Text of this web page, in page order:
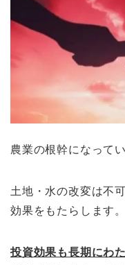
農業の根幹になって
土地・水の改変は不
効果をもたらします。
投資効果も長期にわ